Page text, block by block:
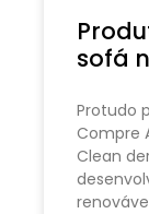
sofá
Protudo
Compre
Clean